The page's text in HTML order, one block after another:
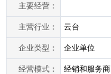
主要经营：
主营行业： 云台
企业类型： 企业单位
经营模式： 经销和服务商